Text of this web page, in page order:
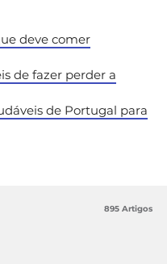
deve comer
de fazer perder a
de Portugal para
895 Artigos